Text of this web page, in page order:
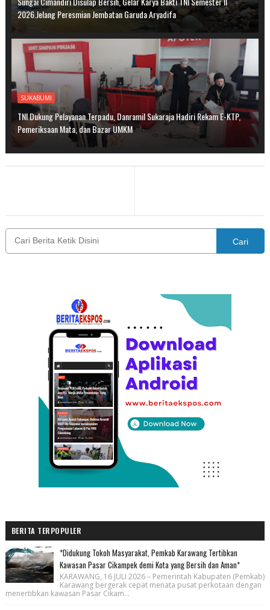
2026.Jelang Peresmian Jembatan Garuda Aryadifa
SUKABUMI
TNI Dukung Pelayanan Terpadu, Danramil Sukaraja Hadiri Rekam E-KTP,
Pemeriksaan Mata, dan Bazar UMKM
Cari
BERITA TERPOPULER
*Didukung Tokoh Masyarakat, Pemkab Karawang Tertibkan
Kawasan Pasar Cikampek demi Kota yang Bersih dan Aman*
KARAWANG, 16 JULI 2026 – Pemerintah Kabupaten (Pemkab)
Karawang bergerak cepat menata pusat perkotaan dengan
menertibkan kawasan Pasar Cikam...